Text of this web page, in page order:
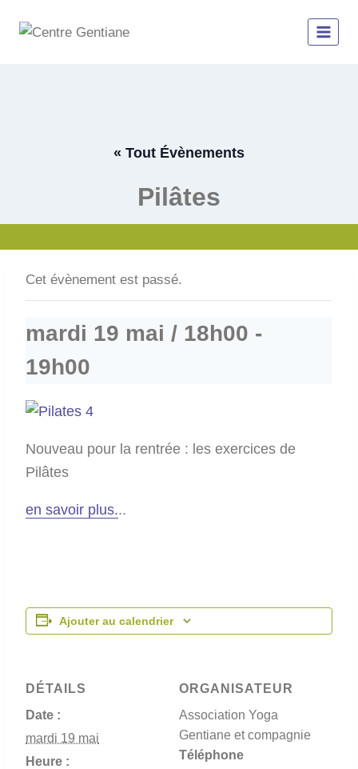
« Tout Évènements
Pilâtes
Cet évènement est passé.
mardi 19 mai / 18h00 -
19h00
Nouveau pour la rentrée : les exercices de
Pilâtes
en savoir plus...
Ajouter au calendrier
DÉTAILS
Date :
mardi 19 mai
Heure :
ORGANISATEUR
Association Yoga
Gentiane et compagnie
Téléphone